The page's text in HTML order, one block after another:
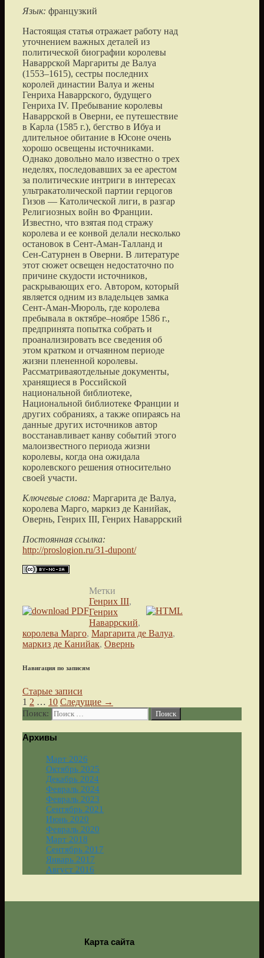
Язык: французкий
Настоящая статья отражает работу над
уточнением важных деталей из
политической биографии королевы
Наваррской Маргариты де Валуа
(1553–1615), сестры последних
королей династии Валуа и жены
Генриха Наваррского, будущего
Генриха IV. Пребывание королевы
Наваррской в Оверни, ее путешествие
в Карла (1585 г.), бегство в Ибуа и
длительное обитание в Юсоне очень
хорошо освещены источниками.
Однако довольно мало известно о трех
неделях, последовавших за ее арестом
за политические интриги в интересах
ультракатолической партии герцогов
Гизов — Католической лиги, в разгар
Религиозных войн во Франции.
Известно, что взятая под стражу
королева и ее конвой делали несколько
остановок в Сент-Аман-Талланд и
Сен-Сатурнен в Оверни. В литературе
этот сюжет освещен недостаточно по
причине скудости источников,
раскрывающих его. Автором, который
является одним из владельцев замка
Сент-Аман-Мюроль, где королева
пребывала в октябре–ноябре 1586 г.,
предпринята попытка собрать и
проанализировать все сведения об
этом кратком и отчаянном периоде
жизни плененной королевы.
Рассматриваяотдельные документы,
хранящиеся в Российской
национальной библиотеке,
Национальной библиотеке Франции и
других собраниях, а также опираясь на
данные других источников автор
восстанавливает канву событий этого
малоизвестного периода жизни
королевы, когда она ожидала
королевского решения относительно
своей участи.
Ключевые слова: Маргарита де Валуа,
королева Марго, маркиз де Канийак,
Овернь, Генрих III, Генрих Наваррский
Постоянная ссылка:
http://proslogion.ru/31-dupont/
Метки
Генрих III,
Генрих
Наваррский,
королева Марго, Маргарита де Валуа,
маркиз де Канийак, Овернь
Навигация по записям
Старые записи
1 2 … 10 Следущие →
Поиск:
Архивы
Март 2026
Октябрь 2025
Декабрь 2024
Февраль 2024
Февраль 2023
Сентябрь 2021
Июнь 2020
Февраль 2020
Март 2018
Сентябрь 2017
Январь 2017
Август 2016
Карта сайта